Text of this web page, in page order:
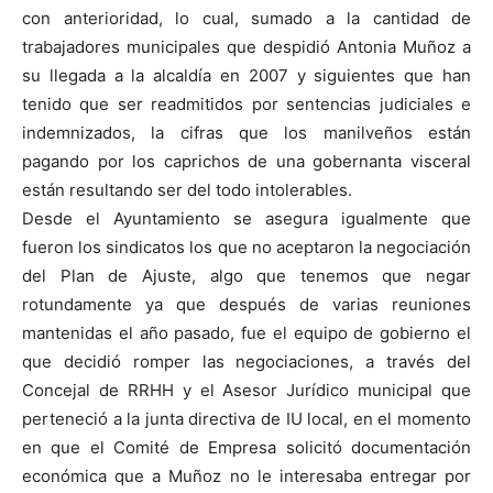
con anterioridad, lo cual, sumado a la cantidad de
trabajadores municipales que despidió Antonia Muñoz a
su llegada a la alcaldía en 2007 y siguientes que han
tenido que ser readmitidos por sentencias judiciales e
indemnizados, la cifras que los manilveños están
pagando por los caprichos de una gobernanta visceral
están resultando ser del todo intolerables.
Desde el Ayuntamiento se asegura igualmente que
fueron los sindicatos los que no aceptaron la negociación
del Plan de Ajuste, algo que tenemos que negar
rotundamente ya que después de varias reuniones
mantenidas el año pasado, fue el equipo de gobierno el
que decidió romper las negociaciones, a través del
Concejal de RRHH y el Asesor Jurídico municipal que
perteneció a la junta directiva de IU local, en el momento
en que el Comité de Empresa solicitó documentación
económica que a Muñoz no le interesaba entregar por